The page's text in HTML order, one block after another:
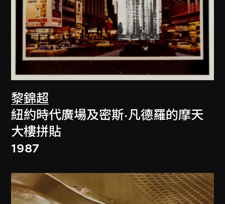
黎錦超
紐約時代廣場及密斯·凡德羅的摩天
大樓拼貼
1987